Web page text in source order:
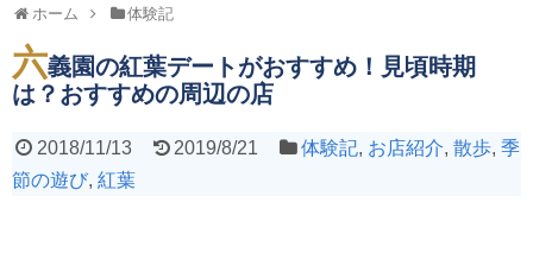
ホーム 体験記
六義園の紅葉デートがおすすめ！見頃時期
は？おすすめの周辺の店
2018/11/13 2019/8/21 体験記, お店紹介,散歩,季
節の遊び, 紅葉